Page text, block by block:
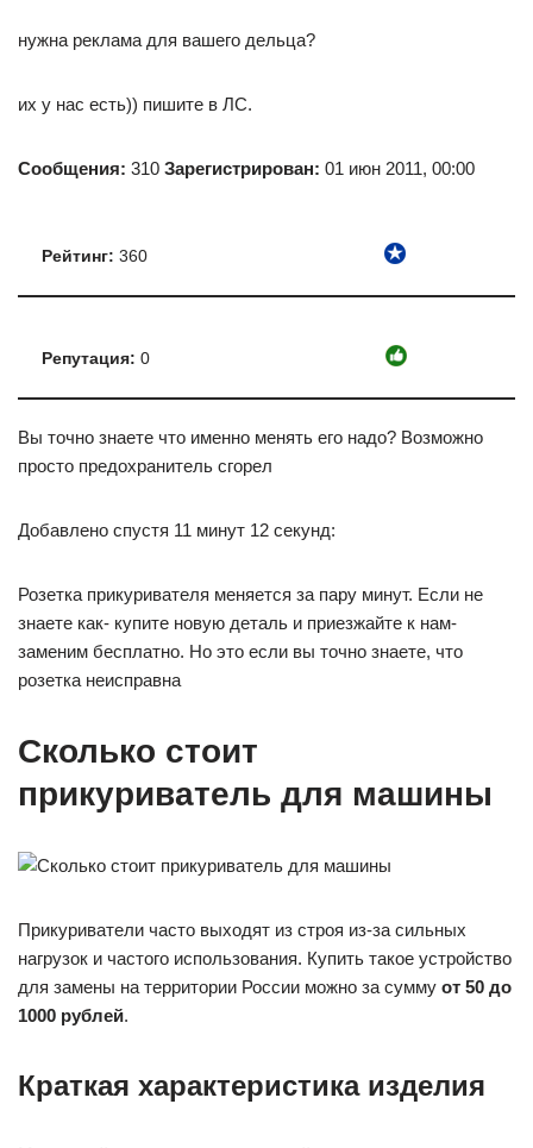
нужна реклама для вашего дельца?
их у нас есть)) пишите в ЛС.
Сообщения: 310 Зарегистрирован: 01 июн 2011, 00:00
Рейтинг: 360
Репутация: 0
Вы точно знаете что именно менять его надо? Возможно
просто предохранитель сгорел
Добавлено спустя 11 минут 12 секунд:
Розетка прикуривателя меняется за пару минут. Если не
знаете как- купите новую деталь и приезжайте к нам-
заменим бесплатно. Но это если вы точно знаете, что
розетка неисправна
Сколько стоит
прикуриватель для машины
Прикуриватели часто выходят из строя из-за сильных
нагрузок и частого использования. Купить такое устройство
для замены на территории России можно за сумму от 50 до
1000 рублей.
Краткая характеристика изделия